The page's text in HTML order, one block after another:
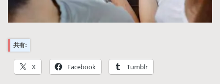
共有:
X Facebook Tumblr